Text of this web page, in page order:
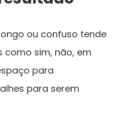
ou confuso tende
como sim, não, em
para
para serem